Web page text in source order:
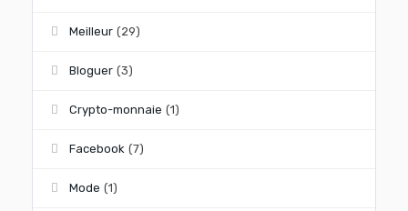
Meilleur (29)
Bloguer (3)
Crypto-monnaie (1)
Facebook (7)
Mode (1)